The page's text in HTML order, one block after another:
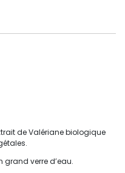
de Valériane biologique
grand verre d’eau.